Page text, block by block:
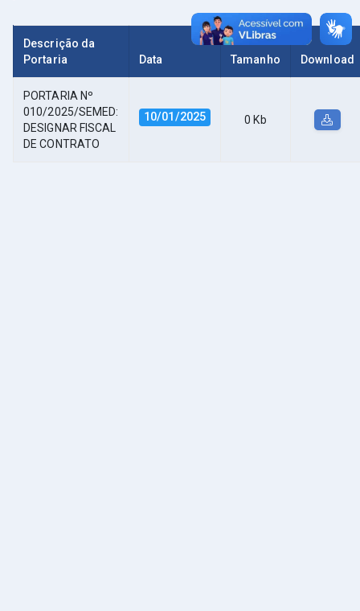
Descrição da
Portaria
Data Tamanho Download
PORTARIA Nº
010/2025/SEMED:
DESIGNAR FISCAL
DE CONTRATO
10/01/2025 0 Kb